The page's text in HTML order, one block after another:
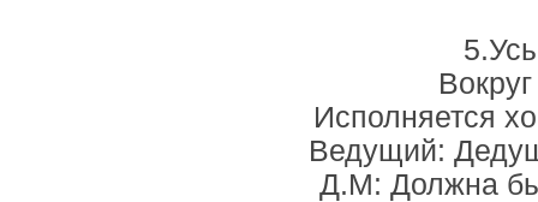
Исполняется
Ведущий:
Д.М: Должна